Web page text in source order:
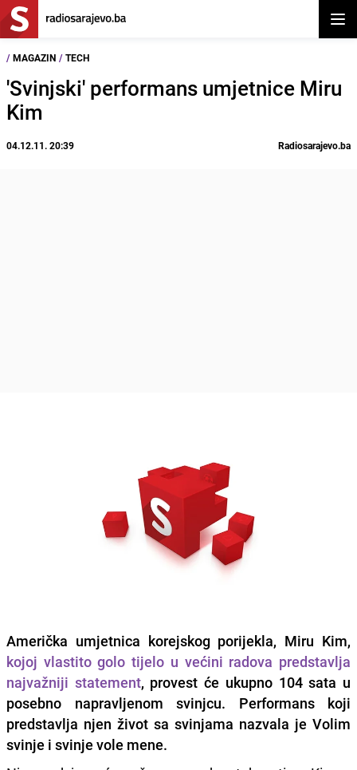
/ MAGAZIN / TECH
'Svinjski' performans umjetnice Miru
Kim
04.12.11. 20:39 Radiosarajevo.ba
Američka umjetnica korejskog porijekla, Miru Kim,
kojoj vlastito golo tijelo u većini radova predstavlja
najvažniji statement, provest će ukupno 104 sata u
posebno napravljenom svinjcu. Performans koji
predstavlja njen život sa svinjama nazvala je Volim
svinje i svinje vole mene.